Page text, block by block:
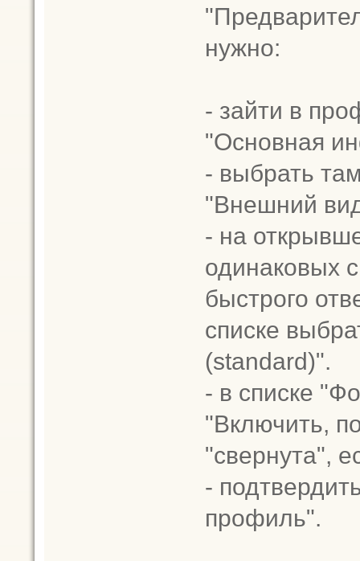
нужно:
- зайти в
"Основная
- выбрать
"Внешний
- на
одинаковых
быстрого
списке
(standard)".
- в списке
"Включить,
"свернута",
-
профиль".